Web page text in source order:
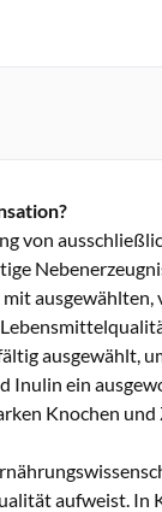
von
ausgewählten,
ausgewählt,
Inulin ein
Knochen
aufweist.